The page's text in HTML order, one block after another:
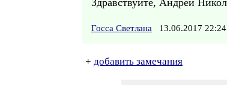
Здравствуйте, Андрей
Госса Светлана 13.06.2017
+ добавить замечания